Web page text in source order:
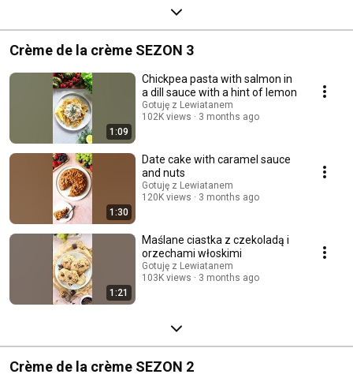
Crème de la crème SEZON 3
1:09
Chickpea pasta with salmon in
a dill sauce with a hint of lemon
Gotuję z Lewiatanem
102K views
3 months ago
1:30
Date cake with caramel sauce
and nuts
Gotuję z Lewiatanem
120K views
3 months ago
1:21
Maślane ciastka z czekoladą i
orzechami włoskimi
Gotuję z Lewiatanem
103K views
3 months ago
Crème de la crème SEZON 2